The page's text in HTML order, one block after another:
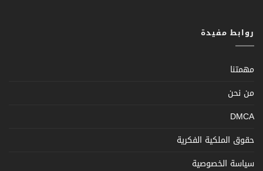
روابط مفيدة
مهمتنا
من نحن
DMCA
حقوق الملكية الفكرية
سياسة الخصوصية